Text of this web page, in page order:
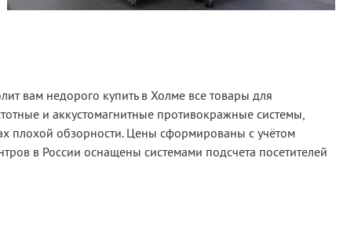
вам недорого купить в Холме все товары для
и аккустомагнитные противокражные системы,
плохой обзорности. Цены сформированы с учётом
в России оснащены системами подсчета посетителей